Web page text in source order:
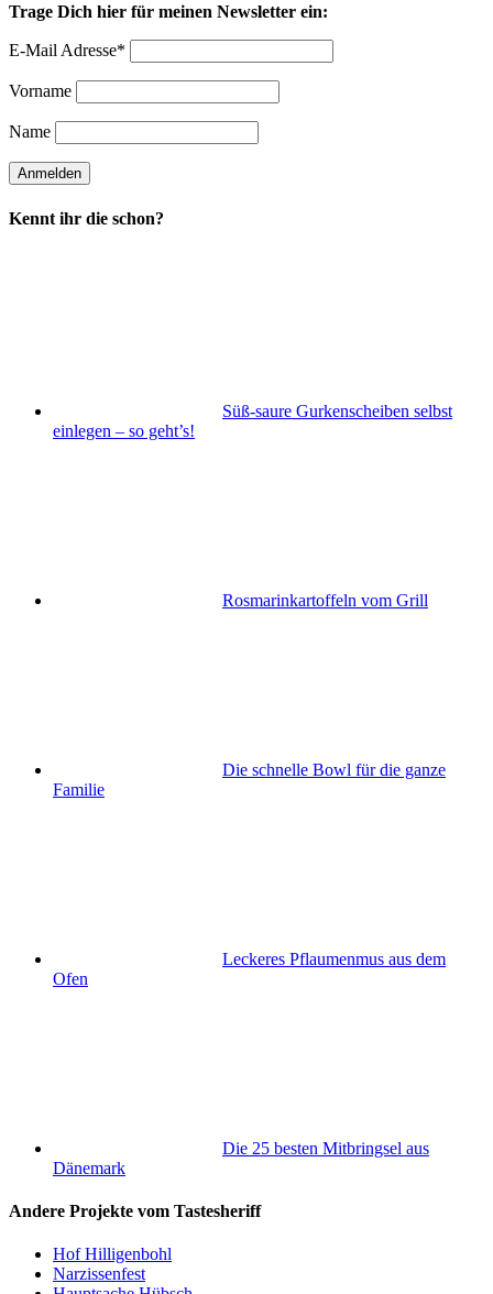
Trage Dich hier für meinen Newsletter ein:
E-Mail Adresse*
Vorname
Name
Kennt ihr die schon?
Süß-saure Gurkenscheiben selbst
einlegen – so geht’s!
Rosmarinkartoffeln vom Grill
Die schnelle Bowl für die ganze
Familie
Leckeres Pflaumenmus aus dem
Ofen
Die 25 besten Mitbringsel aus
Dänemark
Andere Projekte vom Tastesheriff
Hof Hilligenbohl
Narzissenfest